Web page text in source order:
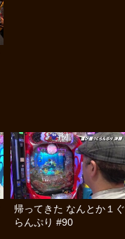
帰ってきた なんとか１ぐ
らんぷり #90